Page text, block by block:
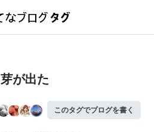
芽が出た
このタグでブログを書く